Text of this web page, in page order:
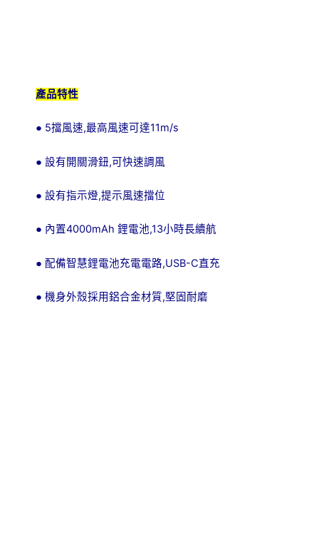
產品特性
● 5擋風速,最高風速可達11m/s
● 設有開關滑鈕,可快速調風
● 設有指示燈,提示風速擋位
● 內置4000mAh 鋰電池,13小時長續航
● 配備智慧鋰電池充電電路,USB-C直充
● 機身外殼採用鋁合金材質,堅固耐磨